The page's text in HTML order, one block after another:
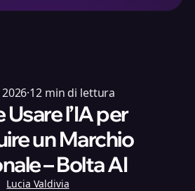
·12 min di lettura
l’IA per
un Marchio
– Bolta AI
Lucia Valdivia